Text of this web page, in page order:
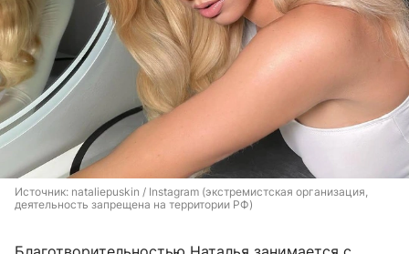
Источник: nataliepuskin / Instagram (экстремистская организация,
деятельность запрещена на территории РФ)